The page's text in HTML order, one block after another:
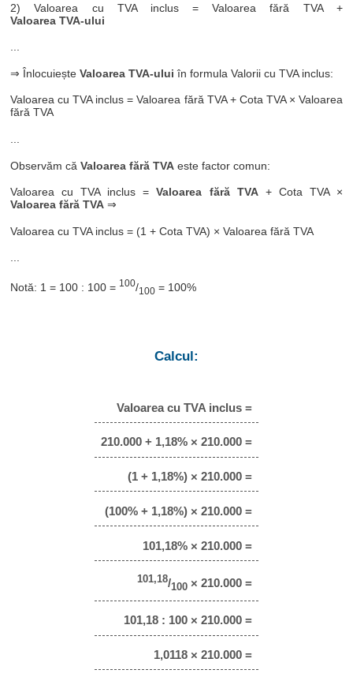
2) Valoarea cu TVA inclus = Valoarea fără TVA +
Valoarea TVA-ului
...
⇒ ÎnlocuieșteValoarea TVA-ului în formula Valorii cu TVA inclus:
Valoarea cu TVA inclus = Valoarea fără TVA + Cota TVA × Valoarea
fără TVA
Observăm căValoarea fără TVA este factor comun:
Valoarea cu TVA inclus =Valoarea fără TVA+ Cota TVA ×
Valoarea fără TVA ⇒
Valoarea cu TVA inclus = (1 + Cota TVA) × Valoarea fără TVA
Notă: 1 = 100 : 100 = 100/100 = 100%
Calcul:
Valoarea cu TVA inclus =
210.000 + 1,18% × 210.000 =
(1 + 1,18%) × 210.000 =
(100% + 1,18%) × 210.000 =
101,18% × 210.000 =
101,18/100 × 210.000 =
101,18 : 100 × 210.000 =
1,0118 × 210.000 =